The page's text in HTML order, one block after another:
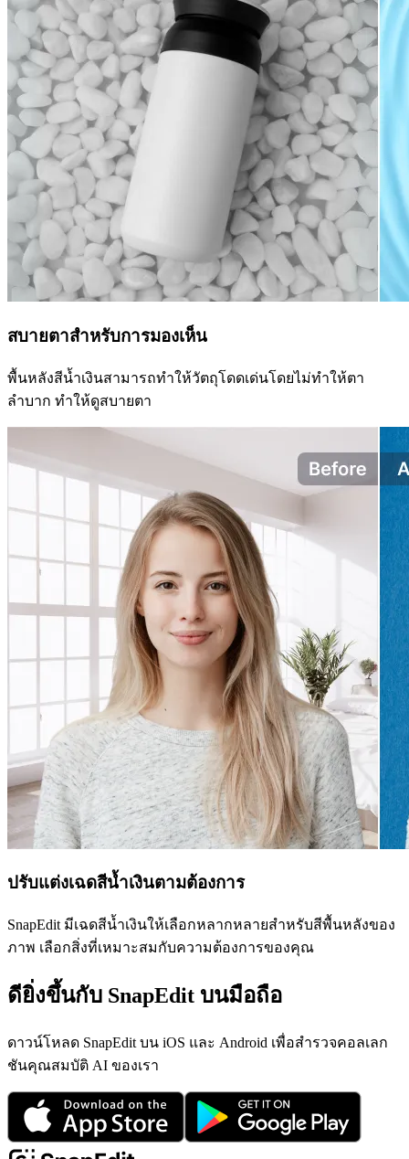
สบายตาสำหรับการมองเห็น
พื้นหลังสีน้ำเงินสามารถทำให้วัตถุโดดเด่นโดยไม่ทำให้ตา
ลำบาก ทำให้ดูสบายตา
ปรับแต่งเฉดสีน้ำเงินตามต้องการ
SnapEdit มีเฉดสีน้ำเงินให้เลือกหลากหลายสำหรับสีพื้นหลังของ
ภาพ เลือกสิ่งที่เหมาะสมกับความต้องการของคุณ
ดียิ่งขึ้นกับ SnapEdit บนมือถือ
ดาวน์โหลด SnapEdit บน iOS และ Android เพื่อสำรวจคอลเลก
ชันคุณสมบัติ AI ของเรา